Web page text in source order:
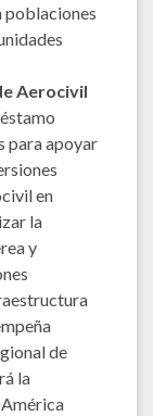
poblaciones
Aerocivil
para apoyar
en
la
y
de
la